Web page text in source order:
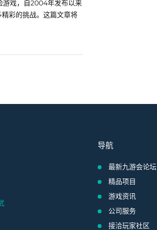
游戏，自2004年发布以来
彩的挑战。这篇文章将
导航
最新九游会论坛
精品项目
游戏资讯
公司服务
接洽玩家社区